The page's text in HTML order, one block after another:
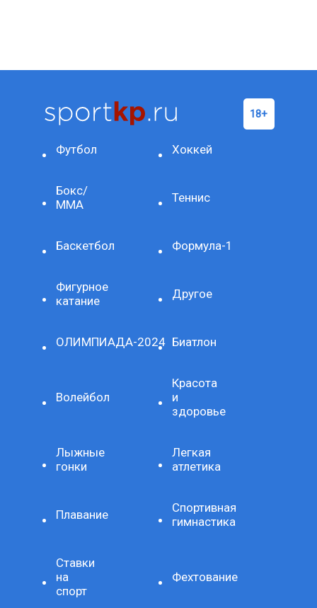
Футбол Хоккей
Бокс/
ММА
Теннис
Баскетбол Формула-1
Фигурное
катание
Другое
ОЛИМПИАДА-2024 Биатлон
Волейбол
Красота
и
здоровье
Лыжные
гонки
Легкая
атлетика
Плавание
Спортивная
гимнастика
Ставки
на
спорт
Фехтование